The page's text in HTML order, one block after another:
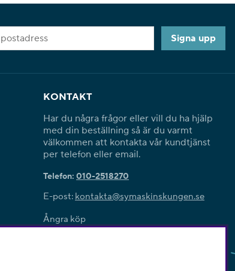
Signa upp
KONTAKT
Har du några frågor eller vill du ha hjälp
med din beställning så är du varmt
välkommen att kontakta vår kundtjänst
per telefon eller email.
Telefon: 010-2518270
E-post: kontakta@symaskinskungen.se
Ångra köp